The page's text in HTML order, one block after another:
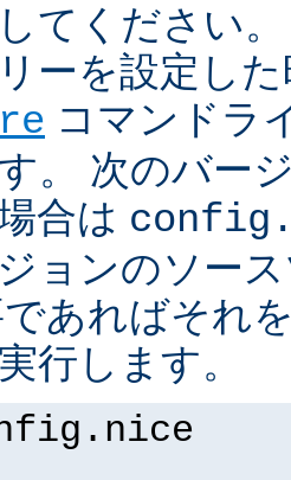
てください
ーを設定し
コマンドラ
。 次のバー
合は
ョンのソー
であればそれ
行します。